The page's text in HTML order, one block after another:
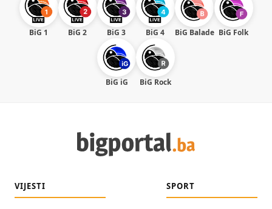
BiG 1 BiG 2 BiG 3 BiG 4 BiG Balade BiG Folk
BiG iG BiG Rock
VIJESTI SPORT